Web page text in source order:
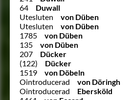
64
Duwall
Utesluten
von Düben
Utesluten
von Düben
1785
von Düben
135
von Düben
207
Dücker
(122)
Dücker
1519
von Döbeln
Ointroducerad
von Döringh
Ointroducerad
Ebersköld